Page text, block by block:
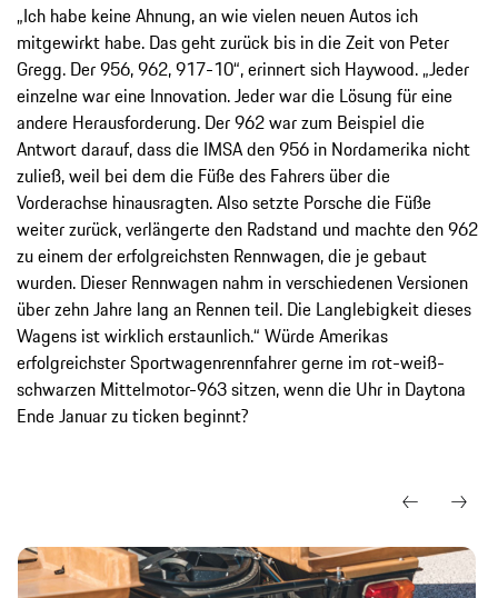
„Ich habe keine Ahnung, an wie vielen neuen Autos ich
mitgewirkt habe. Das geht zurück bis in die Zeit von Peter
Gregg. Der 956, 962, 917-10“, erinnert sich Haywood. „Jeder
einzelne war eine Innovation. Jeder war die Lösung für eine
andere Herausforderung. Der 962 war zum Beispiel die
Antwort darauf, dass die IMSA den 956 in Nordamerika nicht
zuließ, weil bei dem die Füße des Fahrers über die
Vorderachse hinausragten. Also setzte Porsche die Füße
weiter zurück, verlängerte den Radstand und machte den 962
zu einem der erfolgreichsten Rennwagen, die je gebaut
wurden. Dieser Rennwagen nahm in verschiedenen Versionen
über zehn Jahre lang an Rennen teil. Die Langlebigkeit dieses
Wagens ist wirklich erstaunlich.“ Würde Amerikas
erfolgreichster Sportwagenrennfahrer gerne im rot-weiß-
schwarzen Mittelmotor-963 sitzen, wenn die Uhr in Daytona
Ende Januar zu ticken beginnt?